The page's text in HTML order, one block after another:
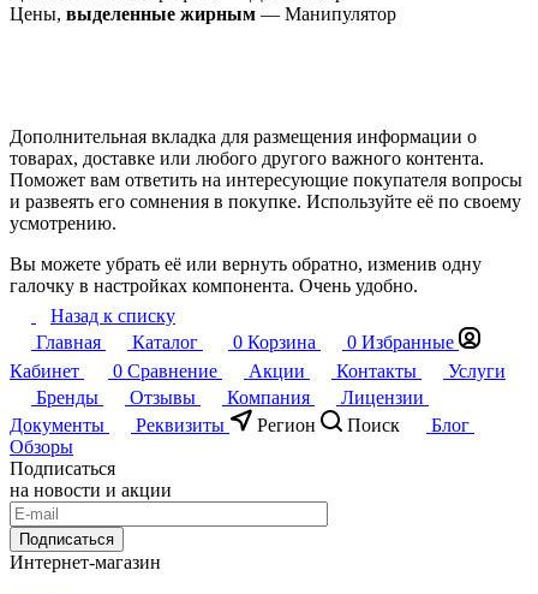
Цены, выделенные жирным — Манипулятор
Дополнительная вкладка для размещения информации о
товарах, доставке или любого другого важного контента.
Поможет вам ответить на интересующие покупателя вопросы
и развеять его сомнения в покупке. Используйте её по своему
усмотрению.
Вы можете убрать её или вернуть обратно, изменив одну
галочку в настройках компонента. Очень удобно.
Назад к списку
Главная
Каталог 0 Корзина 0 Избранные
Кабинет
0 Сравнение Акции Контакты
Услуги
Бренды
Отзывы Компания
Лицензии
Документы
Реквизиты Регион Поиск
Блог
Обзоры
Подписаться
на новости и акции
Подписаться
Интернет-магазин